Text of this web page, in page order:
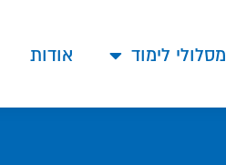
מסלולי לימוד אודות